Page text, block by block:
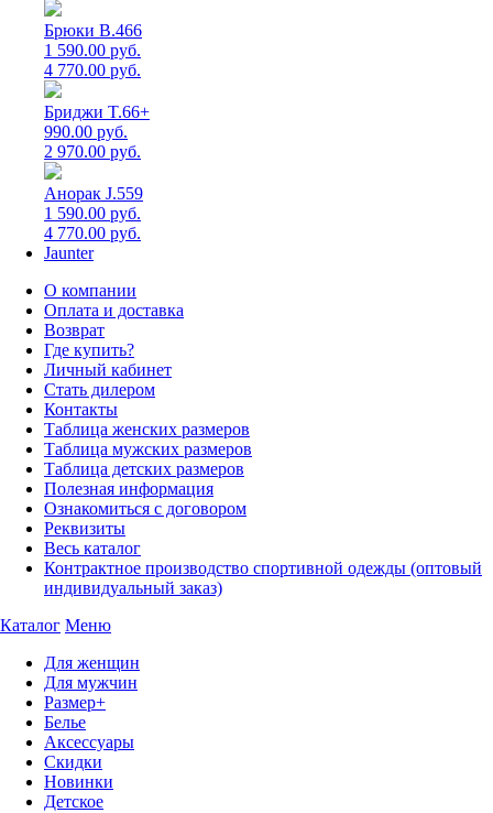
Брюки B.466
1 590.00 руб.
4 770.00 руб.
Бриджи T.66+
990.00 руб.
2 970.00 руб.
Анорак J.559
1 590.00 руб.
4 770.00 руб.
Jaunter
О компании
Оплата и доставка
Возврат
Где купить?
Личный кабинет
Стать дилером
Контакты
Таблица женских размеров
Таблица мужских размеров
Таблица детских размеров
Полезная информация
Ознакомиться с договором
Реквизиты
Весь каталог
Контрактное производство спортивной одежды (оптовый
индивидуальный заказ)
Каталог Меню
Для женщин
Для мужчин
Размер+
Белье
Аксессуары
Скидки
Новинки
Детское